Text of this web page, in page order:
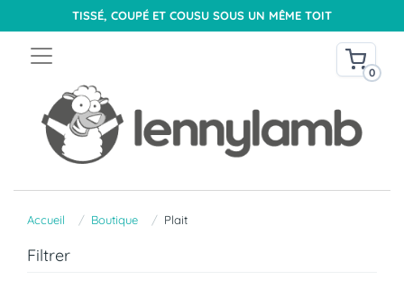
TISSÉ, COUPÉ ET COUSU SOUS UN MÊME TOIT
0
Accueil Boutique Plait
Filtrer